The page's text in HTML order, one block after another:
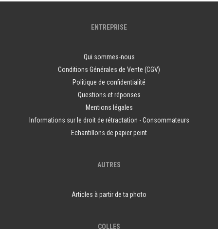
ENTREPRISE
Qui sommes-nous
Conditions Générales de Vente (CGV)
Politique de confidentialité
Questions et réponses
Mentions légales
Informations sur le droit de rétractation - Consommateurs
Echantillons de papier peint
AUTRES
Articles à partir de ta photo
COLLES